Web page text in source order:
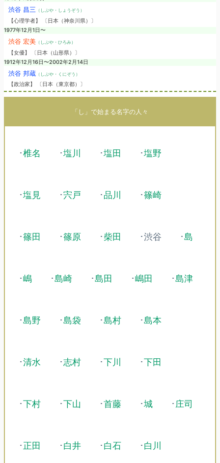
渋谷 昌三 （しぶや・しょうぞう）
【心理学者】 〔日本（神奈川県）〕
1977年12月1日〜
渋谷 宏美（しぶや・ひろみ）
【女優】 〔日本（山形県）〕
1912年12月16日〜2002年2月14日
渋谷 邦蔵（しぶや・くにぞう）
【政治家】 〔日本（東京都）〕
「し」で始まる名字の人々
･椎名 ･塩川 ･塩田 ･塩野
･塩見 ･宍戸 ･品川 ･篠崎
･篠田 ･篠原 ･柴田 ･渋谷 ･島
･嶋 ･島崎 ･島田 ･嶋田 ･島津
･島野 ･島袋 ･島村 ･島本
･清水 ･志村 ･下川 ･下田
･下村 ･下山 ･首藤 ･城 ･ 庄司
･正田 ･白井 ･白石 ･白川